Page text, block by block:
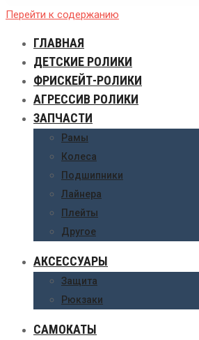
Перейти к содержанию
ГЛАВНАЯ
ДЕТСКИЕ РОЛИКИ
ФРИСКЕЙТ-РОЛИКИ
АГРЕССИВ РОЛИКИ
ЗАПЧАСТИ
Рамы
Колеса
Подшипники
Лайнера
Плейты
Другое
АКСЕССУАРЫ
Защита
Рюкзаки
САМОКАТЫ